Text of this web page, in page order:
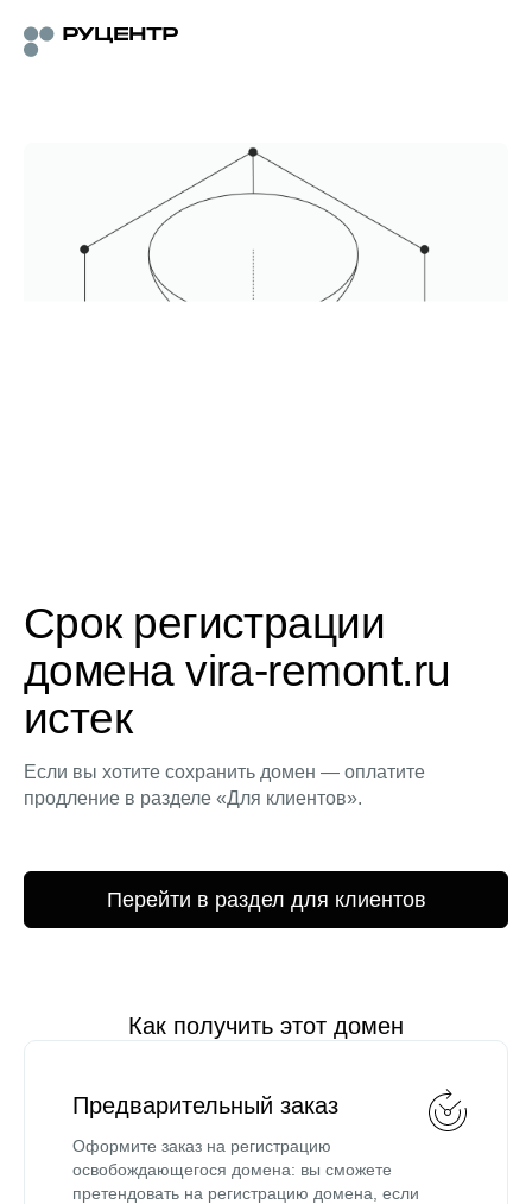
Срок регистрации
домена vira-remont.ru
истек
Если вы хотите сохранить домен — оплатите
продление в разделе «Для клиентов».
Перейти в раздел для клиентов
Как получить этот домен
Предварительный заказ
Оформите заказ на регистрацию
освобождающегося домена: вы сможете
претендовать на регистрацию домена, если